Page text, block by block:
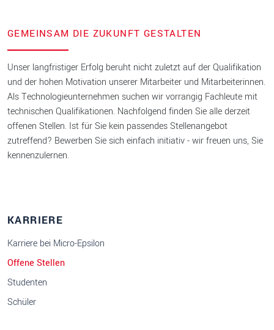
GEMEINSAM DIE ZUKUNFT GESTALTEN
Unser langfristiger Erfolg beruht nicht zuletzt auf der Qualifikation
und der hohen Motivation unserer Mitarbeiter und Mitarbeiterinnen.
Als Technologieunternehmen suchen wir vorrangig Fachleute mit
technischen Qualifikationen. Nachfolgend finden Sie alle derzeit
offenen Stellen. Ist für Sie kein passendes Stellenangebot
zutreffend? Bewerben Sie sich einfach initiativ - wir freuen uns, Sie
kennenzulernen.
KARRIERE
Karriere bei Micro-Epsilon
Offene Stellen
Studenten
Schüler